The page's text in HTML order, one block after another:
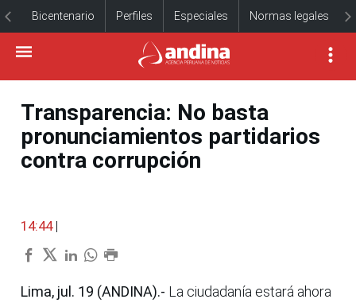
Bicentenario Perfiles Especiales Normas legales
Transparencia: No basta
pronunciamientos partidarios
contra corrupción
14:44 |
Lima, jul. 19 (ANDINA).- La ciudadanía estará ahora